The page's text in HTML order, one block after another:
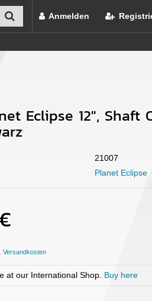
Anmelden
Eclipse 12", Shaft
21007
Planet Eclipse
at our International Shop. Buy here